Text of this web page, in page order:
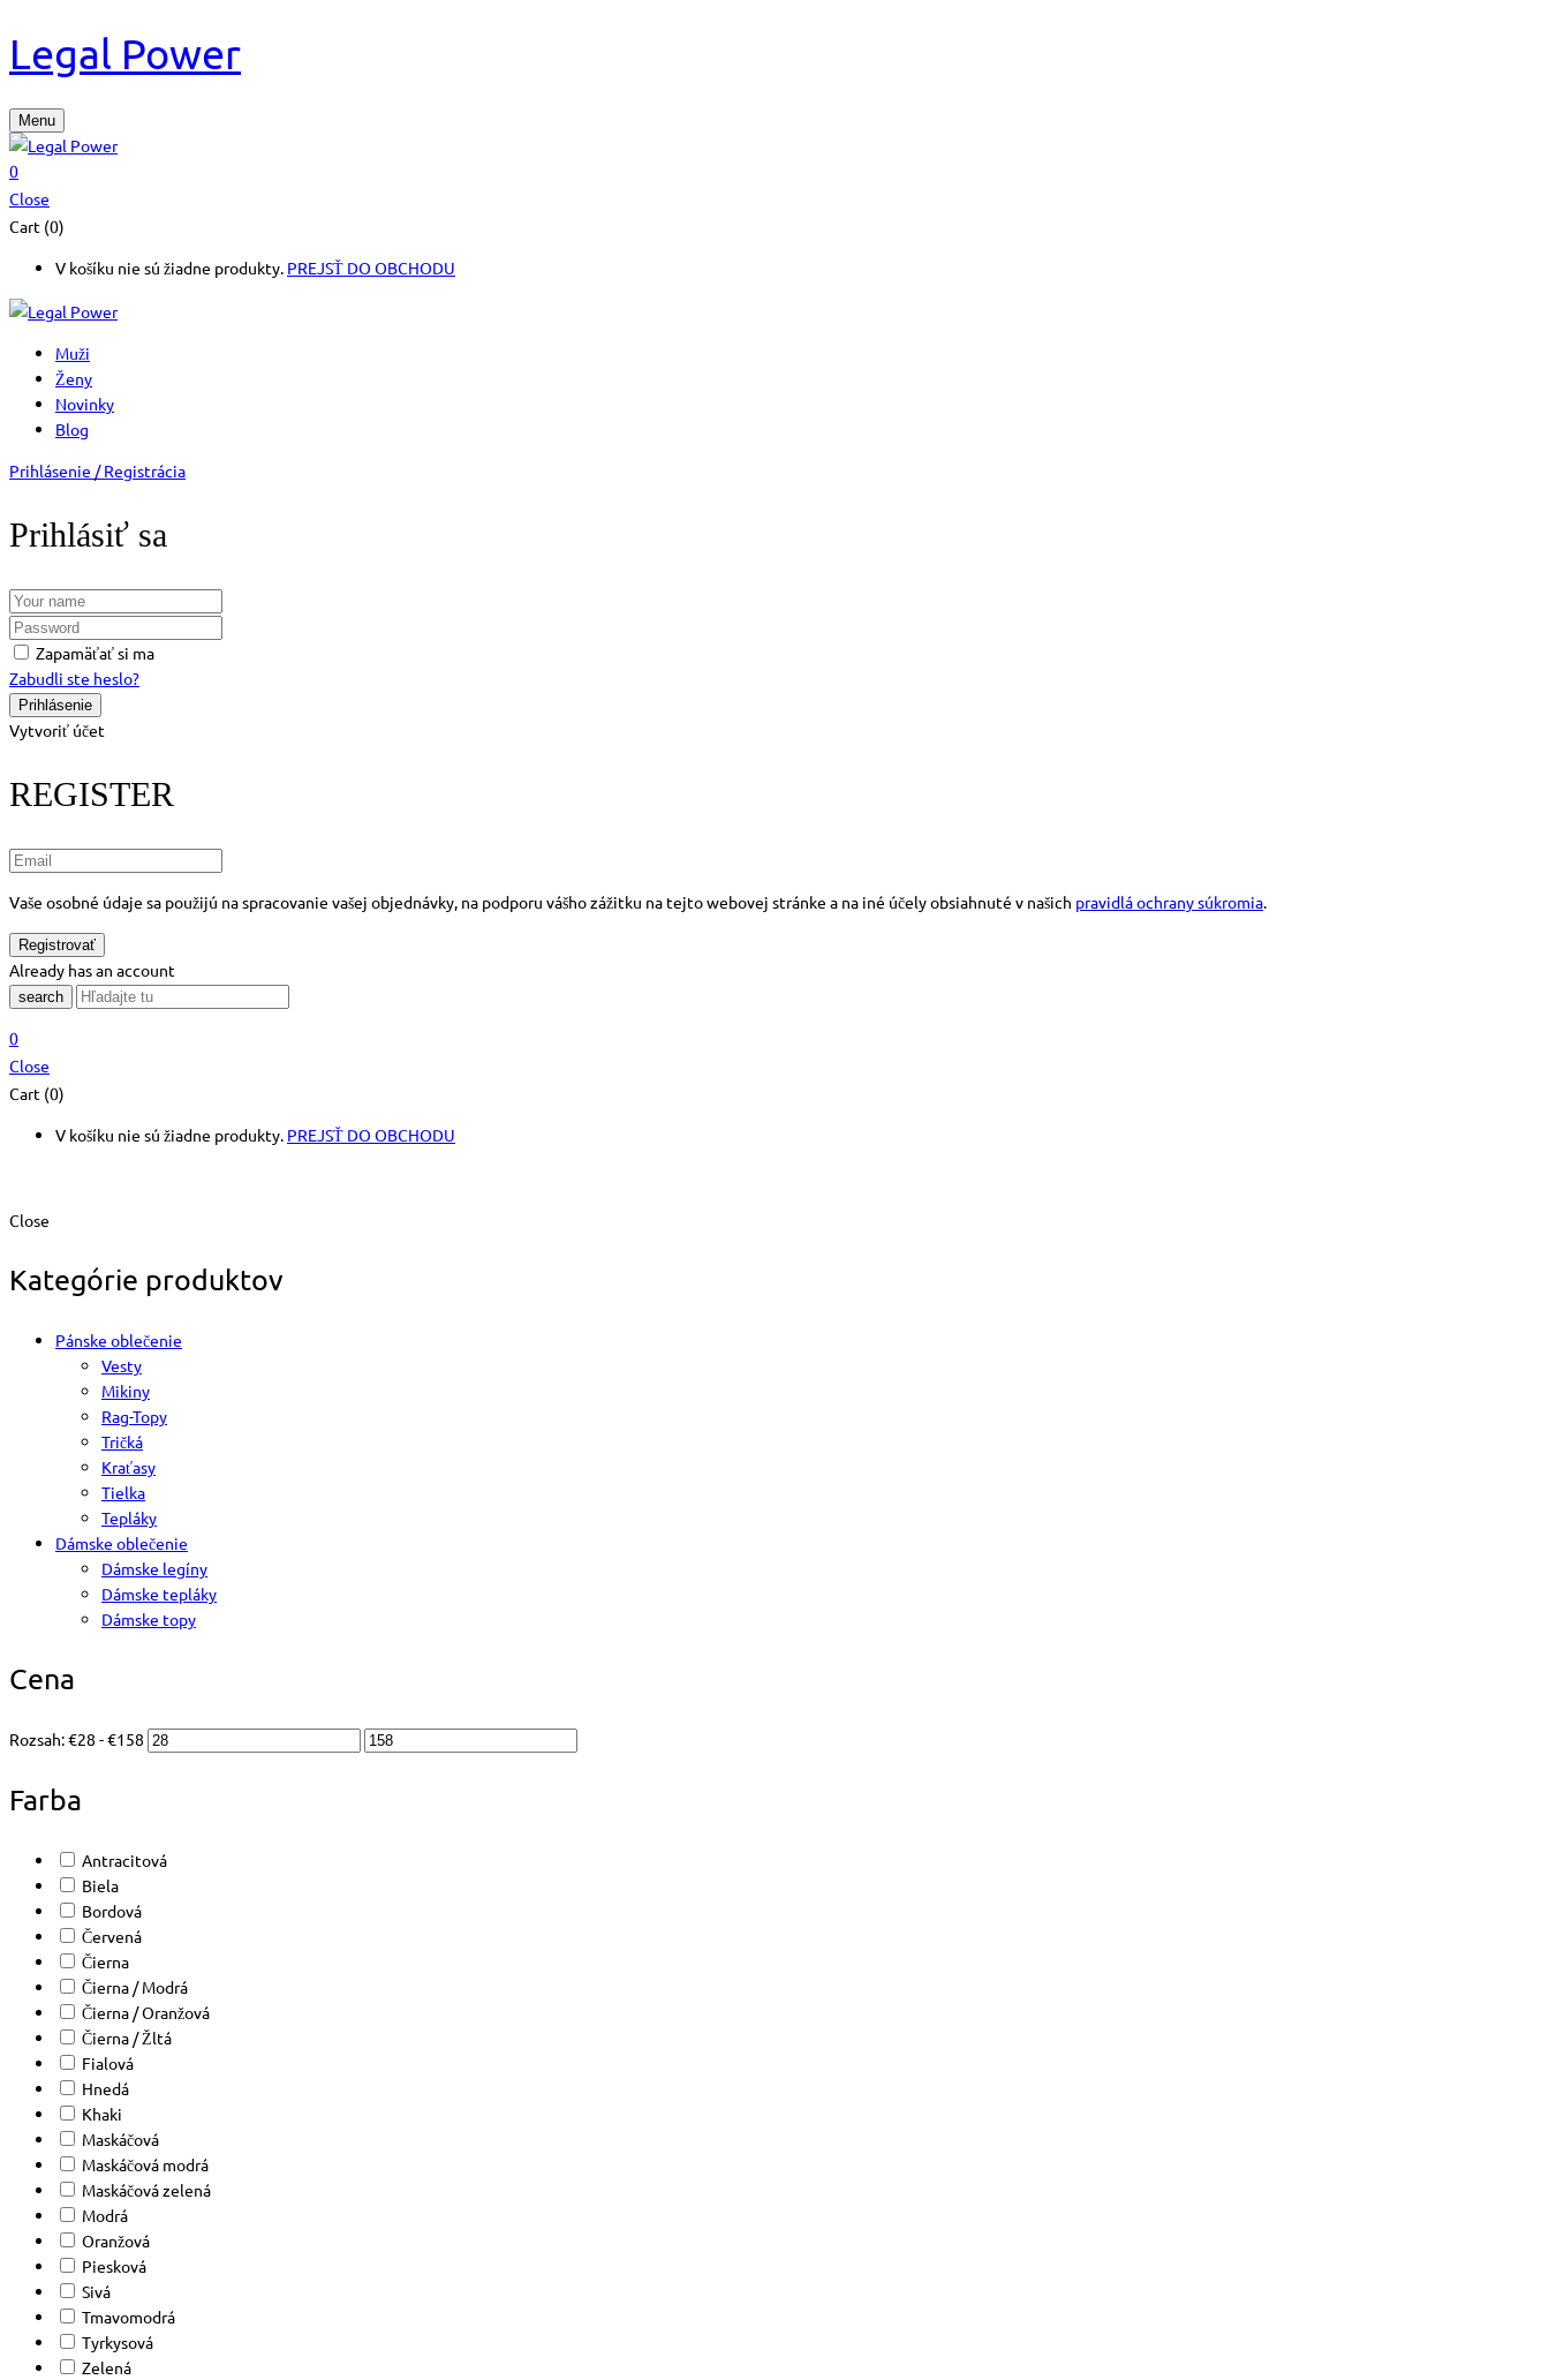
Legal Power
Menu
0
Close
Cart (0)
V košíku nie sú žiadne produkty. PREJSŤ DO OBCHODU
Muži
Ženy
Novinky
Blog
Prihlásenie / Registrácia
Prihlásiť sa
Zapamäťať si ma
Zabudli ste heslo?
Vytvoriť účet
REGISTER
Vaše osobné údaje sa použijú na spracovanie vašej objednávky, na podporu vášho zážitku na tejto webovej stránke a na iné účely obsiahnuté v našich pravidlá ochrany súkromia.
Already has an account
search
0
Close
Cart (0)
V košíku nie sú žiadne produkty. PREJSŤ DO OBCHODU
Close
Kategórie produktov
Pánske oblečenie
Vesty
Mikiny
Rag-Topy
Tričká
Kraťasy
Tielka
Tepláky
Dámske oblečenie
Dámske legíny
Dámske tepláky
Dámske topy
Cena
Rozsah:€28 - €158
Farba
Antracitová
Biela
Bordová
Červená
Čierna
Čierna / Modrá
Čierna / Oranžová
Čierna / Žltá
Fialová
Hnedá
Khaki
Maskáčová
Maskáčová modrá
Maskáčová zelená
Modrá
Oranžová
Piesková
Sivá
Tmavomodrá
Tyrkysová
Zelená